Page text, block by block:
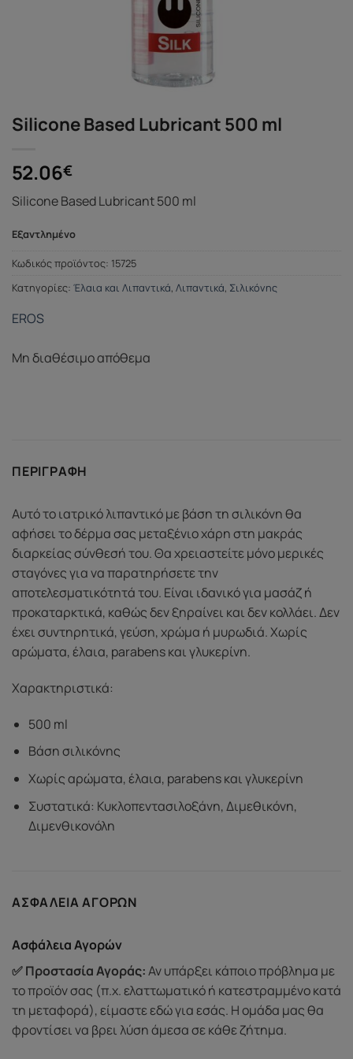
Silicone Based Lubricant 500 ml
52.06€
Silicone Based Lubricant 500 ml
Εξαντλημένο
Κωδικός προϊόντος: 15725
Κατηγορίες: Έλαια και Λιπαντικά, Λιπαντικά, Σιλικόνης
EROS
Μη διαθέσιμο απόθεμα
ΠΕΡΙΓΡΑΦΉ
Αυτό το ιατρικό λιπαντικό με βάση τη σιλικόνη θα
αφήσει το δέρμα σας μεταξένιο χάρη στη μακράς
διαρκείας σύνθεσή του. Θα χρειαστείτε μόνο μερικές
σταγόνες για να παρατηρήσετε την
αποτελεσματικότητά του. Είναι ιδανικό για μασάζ ή
προκαταρκτικά, καθώς δεν ξηραίνει και δεν κολλάει. Δεν
έχει συντηρητικά, γεύση, χρώμα ή μυρωδιά. Χωρίς
αρώματα, έλαια, parabens και γλυκερίνη.
Χαρακτηριστικά:
500 ml
Βάση σιλικόνης
Χωρίς αρώματα, έλαια, parabens και γλυκερίνη
Συστατικά: Κυκλοπεντασιλοξάνη, Διμεθικόνη,
Διμενθικονόλη
ΑΣΦΆΛΕΙΑ ΑΓΟΡΏΝ
Ασφάλεια Αγορών
✅ Προστασία Αγοράς:Αν υπάρξει κάποιο πρόβλημα με
το προϊόν σας (π.χ. ελαττωματικό ή κατεστραμμένο κατά
τη μεταφορά), είμαστε εδώ για εσάς. Η ομάδα μας θα
φροντίσει να βρει λύση άμεσα σε κάθε ζήτημα.